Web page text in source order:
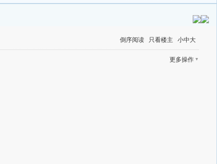
倒序阅读 只看楼主 小中大
更多操作 ▼